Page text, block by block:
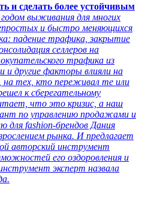
и сделать более устойчивым
выживания для многих
и быстро меняющихся
падение трафика, закрытие
селлеров на
трафика из
и другие факторы влияли на
на тех, кто переживал те или
к сберегательному
что это кризис, а наш
по управлению продажами и
для fashion-брендов Дания
рынка. И предлагает
авторский инструмент
его оздоровления и
эксперт назвала